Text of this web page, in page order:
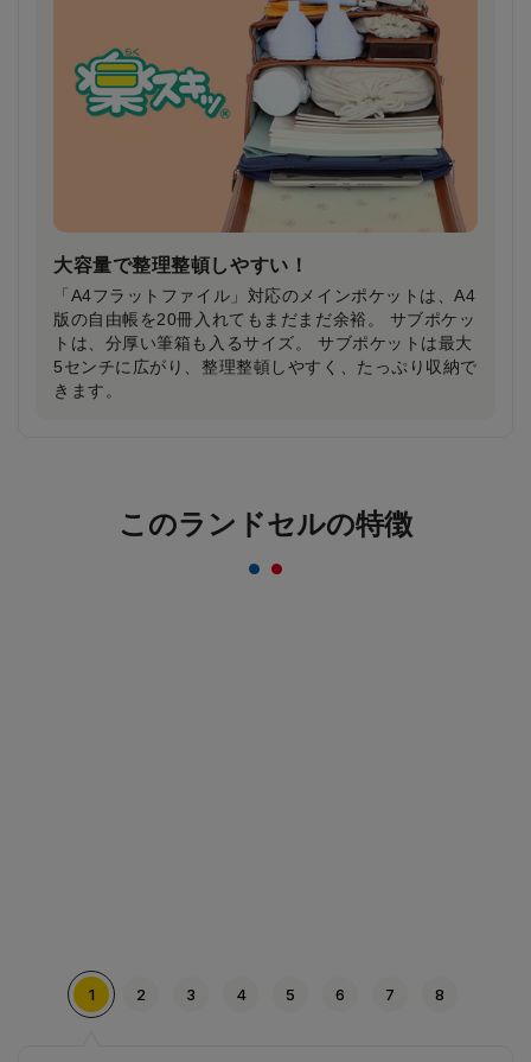
雨の日や薄暗い夕方でもドライバーの注意を引
き安全・安心
雨で視界が悪い日や夕暮れ時に、ランドセルのふちが
ピカッと光り、ドライバーの注意を引きます。
一般的な反射材はシルバーカラーが多いのに対し、安
ピカッは素材の上に特殊加工を施すことにより、素材
大容量で整理整頓しやすい！
「A4フラットファイル」対応のメインポケットは、A4
版の自由帳を20冊入れてもまだまだ余裕。 サブポケッ
トは、分厚い筆箱も入るサイズ。 サブポケットは最大
5センチに広がり、整理整頓しやすく、たっぷり収納で
きます。
このランドセルの特徴
1 2 3 4 5 6 7 8